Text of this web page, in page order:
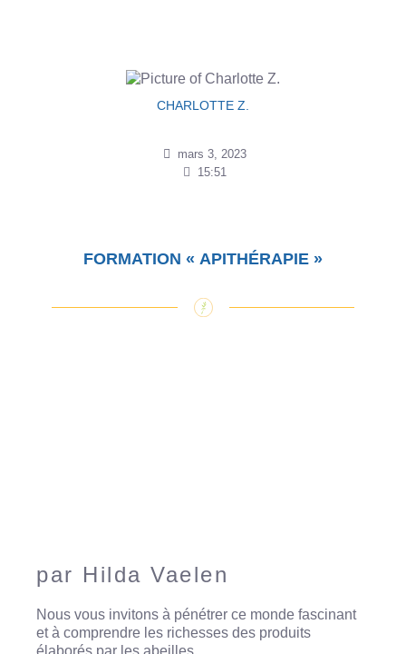
CHARLOTTE Z.
mars 3, 2023
15:51
FORMATION « APITHÉRAPIE »
par Hilda Vaelen
Nous vous invitons à pénétrer ce monde fascinant
et à comprendre les richesses des produits
élaborés par les abeilles.